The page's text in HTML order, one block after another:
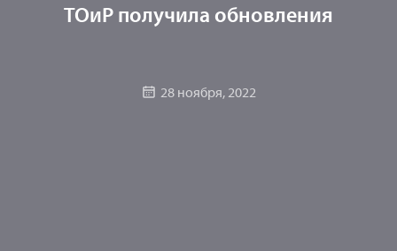
ТОиР получила обновления
28 ноября, 2022